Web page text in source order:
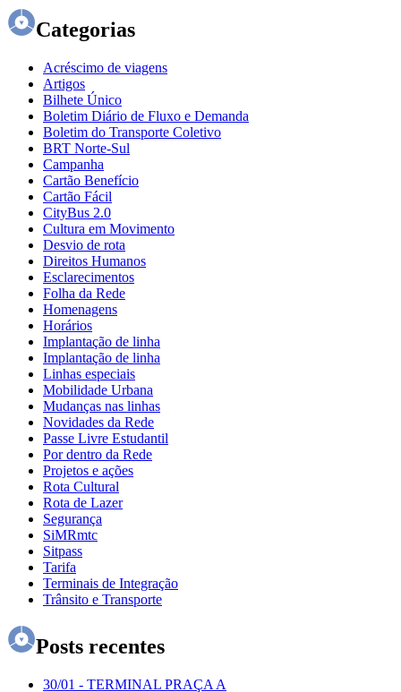
Categorias
Acréscimo de viagens
Artigos
Bilhete Único
Boletim Diário de Fluxo e Demanda
Boletim do Transporte Coletivo
BRT Norte-Sul
Campanha
Cartão Benefício
Cartão Fácil
CityBus 2.0
Cultura em Movimento
Desvio de rota
Direitos Humanos
Esclarecimentos
Folha da Rede
Homenagens
Horários
Implantação de linha
Implantação de linha
Linhas especiais
Mobilidade Urbana
Mudanças nas linhas
Novidades da Rede
Passe Livre Estudantil
Por dentro da Rede
Projetos e ações
Rota Cultural
Rota de Lazer
Segurança
SiMRmtc
Sitpass
Tarifa
Terminais de Integração
Trânsito e Transporte
Posts recentes
30/01 - TERMINAL PRAÇA A